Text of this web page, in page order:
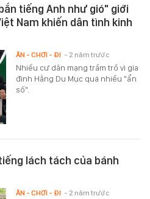
tiếng Anh như gió" giới
Nam khiến dân tình kinh
Nhiều cư dân mạng trầm trồ vì gia
đình Hằng Du Mục quá nhiều "ẩn
số".
ĂN - CHƠI - ĐI - 2 năm trước
lách tách của bánh
ĂN - CHƠI - ĐI - 2 năm trước